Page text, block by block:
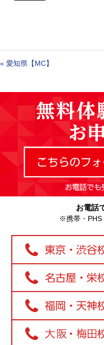
« 愛知県【MC】
お電話
※携帯・PHS